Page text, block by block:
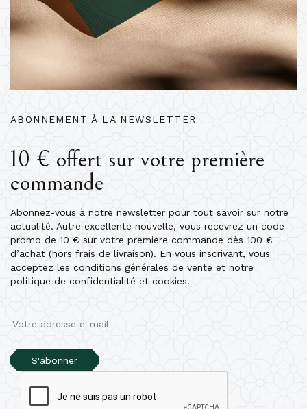
ABONNEMENT À LA NEWSLETTER
10 € offert sur votre première
commande
Abonnez-vous à notre newsletter pour tout savoir sur notre
actualité. Autre excellente nouvelle, vous recevrez un code
promo de 10 € sur votre première commande dès 100 €
d’achat (hors frais de livraison). En vous inscrivant, vous
acceptez les conditions générales de vente et notre
politique de confidentialité et cookies.
S'abonner